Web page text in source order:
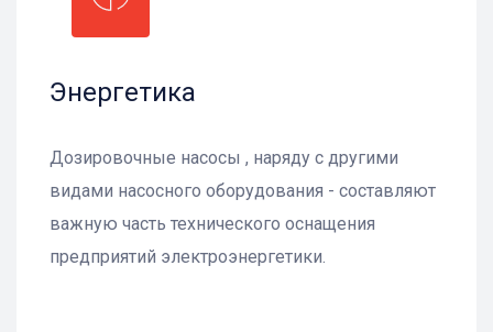
Энергетика
Дозировочные насосы , наряду с другими
видами насосного оборудования - составляют
важную часть технического оснащения
предприятий электроэнергетики.